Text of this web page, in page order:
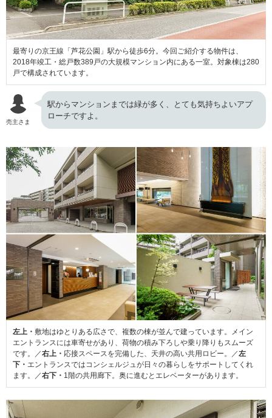
最寄りの京王線「芦花公園」駅から徒歩6分。今回ご紹介する物件は、
2018年竣工・総戸数389戸の大規模マンション内にある一室。対象棟は280
戸で構成されています。
売主さま
駅からマンションまでは緑が多く、とても気持ちよいアプ
ローチですよ。
左上・ 敷地はゆとりある広さで、複数の棟が並んで建っています。メイン
エントランスには車寄せがあり、荷物の積み下ろしや乗り降りもスムーズ
です。／右上・ 応接スペースを完備した、天井の高い共用ロビー。／左
下・ エントランスではコンシェルジュが日々の暮らしをサポートしてくれ
ます。／右下・ 1階の共用廊下。奥に進むとエレベーターがあります。